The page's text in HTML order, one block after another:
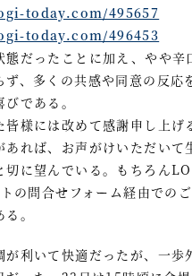
today.com/495657
today.com/496453
態だったことに加え、やや辛
ず、多くの共感や同意の反応
である。
皆様には改めて感謝申し上げ
あれば、お声がけいただいて
切に望んでいる。もちろん
の問合せフォーム経由での
。
が利いて快適だったが、一歩